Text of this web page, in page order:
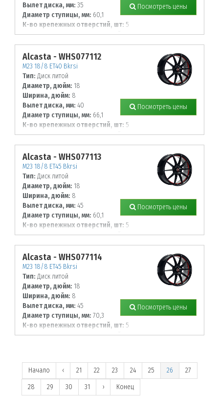
Вылет диска, мм: 35
Диаметр ступицы, мм: 60,1
К-во крепежных отверстий, шт: 5
Диаметр располож. отверстий, мм:
114,3
Посмотреть цены
Alcasta - WHS077112
M23 18/8 ET40 Bkrsi
Тип: Диск литой
Диаметр, дюйм: 18
Ширина, дюйм: 8
Вылет диска, мм: 40
Диаметр ступицы, мм: 66,1
К-во крепежных отверстий, шт: 5
Диаметр располож. отверстий, мм:
114,3
Посмотреть цены
Alcasta - WHS077113
M23 18/8 ET45 Bkrsi
Тип: Диск литой
Диаметр, дюйм: 18
Ширина, дюйм: 8
Вылет диска, мм: 45
Диаметр ступицы, мм: 60,1
К-во крепежных отверстий, шт: 5
Диаметр располож. отверстий, мм:
114,3
Посмотреть цены
Alcasta - WHS077114
M23 18/8 ET45 Bkrsi
Тип: Диск литой
Диаметр, дюйм: 18
Ширина, дюйм: 8
Вылет диска, мм: 45
Диаметр ступицы, мм: 70,3
К-во крепежных отверстий, шт: 5
Диаметр располож. отверстий, мм:
Посмотреть цены
Начало ‹ 21 22 23 24 25 26
27
28
29 30 31 › Конец